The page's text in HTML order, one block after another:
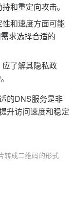
和重定向攻击。
和速度方面可能
求选择合适的
了解其隐私政
的DNS服务是非
升访问速度和稳定
转成二维码的形式